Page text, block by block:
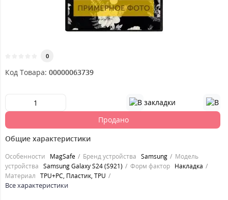
0
Код Товара: 00000063739
Продано
Общие характеристики
Особенности MagSafe Бренд устройства Samsung
Модель
устройства Samsung Galaxy S24 (S921) Форм фактор Накладка
Материал TPU+PC, Пластик, TPU
Все характеристики